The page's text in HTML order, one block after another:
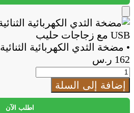
الكهربائية
الثنائية
Add
to
Cart
• مضخة الثدي الكهربائية الثنائية
162 ر.س
كمية
مضخة
إضافة إلى السلة
اطلب الآن